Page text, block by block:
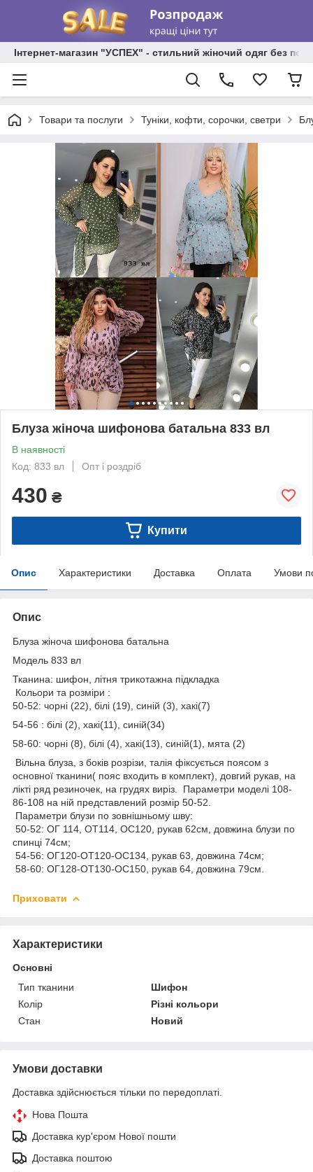
Інтернет-магазин "УСПЕХ" - стильний жіночий одяг без
Товари та послуги Туніки, кофти, сорочки, светри
Блуза жіноча шифонова батальна 833 вл
В наявності
Код: 833 вл
Опт і роздріб
430 ₴
Купити
Опис Характеристики Доставка Оплата Умови
Опис
Блуза жіноча шифонова батальна
Модель 833 вл
Тканина: шифон, літня трикотажна підкладка
Кольори та розміри :
50-52: чорні (22), білі (19), синій (3), хакі(7)
54-56 : білі (2), хакі(11), синій(34)
58-60: чорні (8), білі (4), хакі(13), синій(1), мята (2)
Вільна блуза, з боків розрізи, талія фіксується поясом з
основної тканини( пояс входить в комплект), довгий рукав, на
лікті ряд резиночек, на грудях виріз. Параметри моделі 108-
86-108 на ній представлений розмір 50-52.
Параметри блузи по зовнішньому шву:
50-52: ОГ 114, ОТ114, ОС120, рукав 62см, довжина блузи по
спинці 74см;
54-56: ОГ120-ОТ120-ОС134, рукав 63, довжина 74см;
58-60: ОГ128-ОТ130-ОС150, рукав 64, довжина 79см.
Приховати
Характеристики
Основні
Тип тканини
Шифон
Колір
Різні кольори
Стан
Новий
Умови доставки
Доставка здійснюється тільки по передоплаті.
Нова Пошта
Доставка кур'єром Нової пошти
Доставка поштою